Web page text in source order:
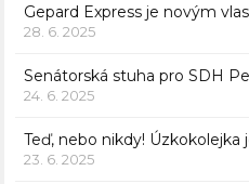
Gepard Express je novým
28. 6. 2025
Senátorská stuha pro SDH
24. 6. 2025
Teď, nebo nikdy! Úzkokolejka
23. 6. 2025